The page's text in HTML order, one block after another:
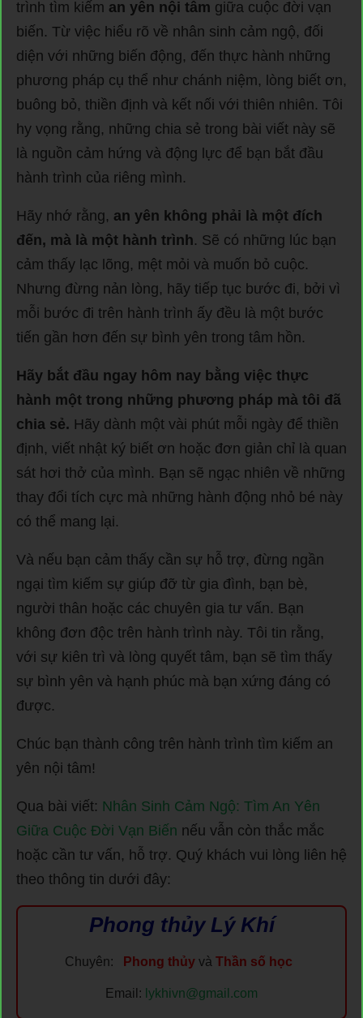
trình tìm kiếm an yên nội tâm giữa cuộc đời vạn
biến. Từ việc hiểu rõ về nhân sinh cảm ngộ, đối
diện với những biến động, đến thực hành những
phương pháp cụ thể như chánh niệm, lòng biết ơn,
buông bỏ, thiền định và kết nối với thiên nhiên. Tôi
hy vọng rằng, những chia sẻ trong bài viết này sẽ
là nguồn cảm hứng và động lực để bạn bắt đầu
hành trình của riêng mình.
Hãy nhớ rằng, an yên không phải là một đích
đến, mà là một hành trình. Sẽ có những lúc bạn
cảm thấy lạc lõng, mệt mỏi và muốn bỏ cuộc.
Nhưng đừng nản lòng, hãy tiếp tục bước đi, bởi vì
mỗi bước đi trên hành trình ấy đều là một bước
tiến gần hơn đến sự bình yên trong tâm hồn.
Hãy bắt đầu ngay hôm nay bằng việc thực
hành một trong những phương pháp mà tôi đã
chia sẻ. Hãy dành một vài phút mỗi ngày để thiền
định, viết nhật ký biết ơn hoặc đơn giản chỉ là quan
sát hơi thở của mình. Bạn sẽ ngạc nhiên về những
thay đổi tích cực mà những hành động nhỏ bé này
có thể mang lại.
Và nếu bạn cảm thấy cần sự hỗ trợ, đừng ngần
ngại tìm kiếm sự giúp đỡ từ gia đình, bạn bè,
người thân hoặc các chuyên gia tư vấn. Bạn
không đơn độc trên hành trình này. Tôi tin rằng,
với sự kiên trì và lòng quyết tâm, bạn sẽ tìm thấy
sự bình yên và hạnh phúc mà bạn xứng đáng có
được.
Chúc bạn thành công trên hành trình tìm kiếm an
yên nội tâm!
Qua bài viết: Nhân Sinh Cảm Ngộ: Tìm An Yên
Giữa Cuộc Đời Vạn Biến nếu vẫn còn thắc mắc
hoặc cần tư vấn, hỗ trợ. Quý khách vui lòng liên hệ
theo thông tin dưới đây:
Phong thủy Lý Khí
Chuyên: Phong thủyvà Thần số học
Email: lykhivn@gmail.com